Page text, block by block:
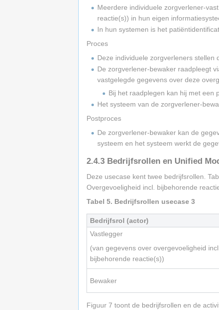
Meerdere individuele zorgverlener-
reactie(s)) in hun eigen
In hun systemen is het
Proces
Deze individuele zorgverleners stellen
De zorgverlener-bewaker raadpleegt
vastgelegde gegevens over deze
Bij het raadplegen kan hij met een
Het systeem van de zorgverlener-
Postproces
De zorgverlener-bewaker kan de
systeem en het systeem werkt de
2.4.3 Bedrijfsrollen en Unified
Deze usecase kent twee bedrijfsrollen.
Overgevoeligheid incl. bijbehorende
Tabel 5. Bedrijfsrollen usecase 3
Bedrijfsrol (actor)
Vastlegger
(van gegevens over overgevoeligheid
bijbehorende reactie(s))
Bewaker
Figuur 7 toont de bedrijfsrollen en de